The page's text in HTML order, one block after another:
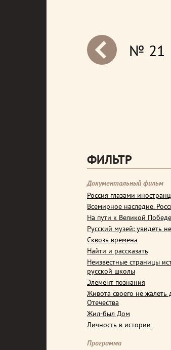
№ 21
ФИЛЬТР
Документальный фильм
Россия глазами
Всемирное наследие.
На пути к Великой Победе
Русский музей: увидеть
Сквозь времена
Найти и рассказать
Неизвестные страницы
русской школы
Элемент познания
Живота своего не жалеть
Отечества
Жил-был Дом
Личность в истории
Программа